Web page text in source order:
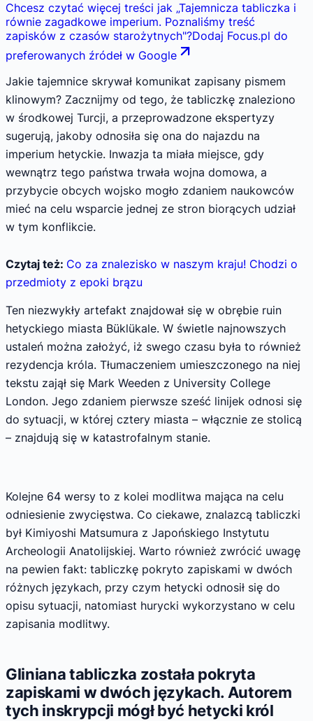
Chcesz czytać więcej treści jak „Tajemnicza tabliczka i
równie zagadkowe imperium. Poznaliśmy treść
zapisków z czasów starożytnych"?Dodaj Focus.pl do
preferowanych źródeł w Google
Jakie tajemnice skrywał komunikat zapisany pismem
klinowym? Zacznijmy od tego, że tabliczkę znaleziono
w środkowej Turcji, a przeprowadzone ekspertyzy
sugerują, jakoby odnosiła się ona do najazdu na
imperium hetyckie. Inwazja ta miała miejsce, gdy
wewnątrz tego państwa trwała wojna domowa, a
przybycie obcych wojsko mogło zdaniem naukowców
mieć na celu wsparcie jednej ze stron biorących udział
w tym konflikcie.
Czytaj też: Co za znalezisko w naszym kraju! Chodzi o
przedmioty z epoki brązu
Ten niezwykły artefakt znajdował się w obrębie ruin
hetyckiego miasta Büklükale. W świetle najnowszych
ustaleń można założyć, iż swego czasu była to również
rezydencja króla. Tłumaczeniem umieszczonego na niej
tekstu zajął się Mark Weeden z University College
London. Jego zdaniem pierwsze sześć linijek odnosi się
do sytuacji, w której cztery miasta – włącznie ze stolicą
– znajdują się w katastrofalnym stanie.
Kolejne 64 wersy to z kolei modlitwa mająca na celu
odniesienie zwycięstwa. Co ciekawe, znalazcą tabliczki
był Kimiyoshi Matsumura z Japońskiego Instytutu
Archeologii Anatolijskiej. Warto również zwrócić uwagę
na pewien fakt: tabliczkę pokryto zapiskami w dwóch
różnych językach, przy czym hetycki odnosił się do
opisu sytuacji, natomiast hurycki wykorzystano w celu
zapisania modlitwy.
Gliniana tabliczka została pokryta
zapiskami w dwóch językach. Autorem
tych inskrypcji mógł być hetycki król